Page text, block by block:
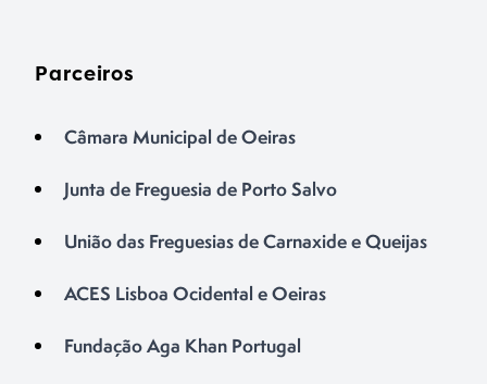
Parceiros
Câmara Municipal de Oeiras
Junta de Freguesia de Porto Salvo
União das Freguesias de Carnaxide e Queijas
ACES Lisboa Ocidental e Oeiras
Fundação Aga Khan Portugal